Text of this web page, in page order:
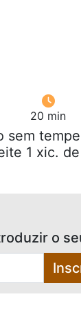
20 min
sem
1 xic.
o